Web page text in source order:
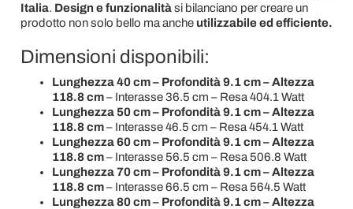
Italia. Design e funzionalitàsi bilanciano per creare un
prodotto non solo bello ma anche utilizzabile ed efficiente.
Dimensioni disponibili:
Lunghezza 40 cm – Profondità 9.1 cm – Altezza
118.8 cm– Interasse 36.5 cm – Resa 404.1 Watt
Lunghezza 50 cm – Profondità 9.1 cm – Altezza
118.8 cm– Interasse 46.5 cm – Resa 454.1 Watt
Lunghezza 60 cm – Profondità 9.1 cm – Altezza
118.8 cm– Interasse 56.5 cm – Resa 506.8 Watt
Lunghezza 70 cm – Profondità 9.1 cm – Altezza
118.8 cm– Interasse 66.5 cm – Resa 564.5 Watt
Lunghezza 80 cm – Profondità 9.1 cm – Altezza